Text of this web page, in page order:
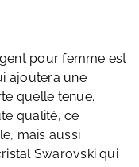
pour femme est
ajoutera une
quelle tenue.
qualité, ce
mais aussi
Swarovski qui